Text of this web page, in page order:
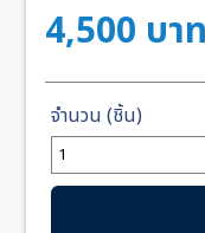
4,500 บาท
จำนวน
Patek
Nautilus